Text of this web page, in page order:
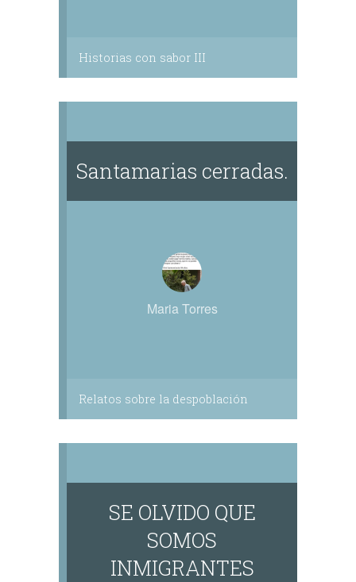
Historias con sabor III
Santamarias cerradas.
Maria Torres
Relatos sobre la despoblación
SE OLVIDO QUE
SOMOS
INMIGRANTES